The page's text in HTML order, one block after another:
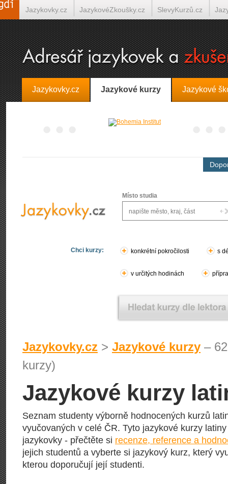
Jazykovky.cz Jazykové kurzy Jazykové
Místo studia
Chci kurzy: konkrétní pokročilosti s
v určitých hodinách
Jazykovky.cz > Jazykové kurzy –
kurzy)
Jazykové kurzy
Seznam studenty výborně hodnocených kurzů
vyučovaných v celé ČR. Tyto jazykové kurzy
jazykovky - přečtěte si recenze, reference a
jejich studentů a vyberte si jazykový kurz, který
kterou doporučují její studenti.
Jazykovky.cz JazykovéZkoušky.cz SlevyKurzů.cz
Španělština on-line Italština on-line Tlumočení-